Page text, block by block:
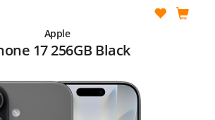
Apple
17 256GB Black